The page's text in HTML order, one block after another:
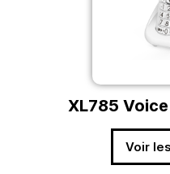
XL785
Voir